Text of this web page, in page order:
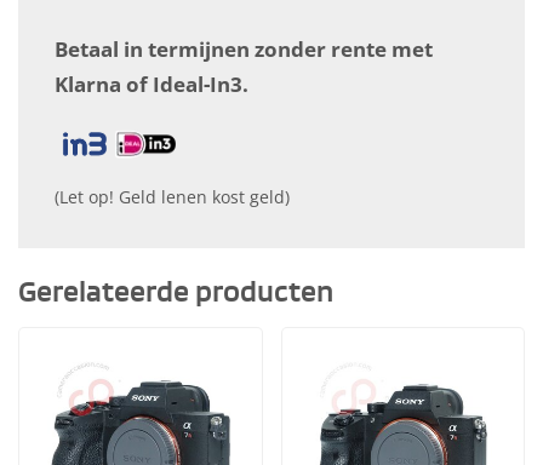
Betaal in termijnen zonder rente met
Klarna of Ideal-In3.
(Let op! Geld lenen kost geld)
Gerelateerde producten